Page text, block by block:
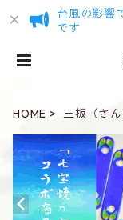
台風の影響
です
HOME 三板（さん